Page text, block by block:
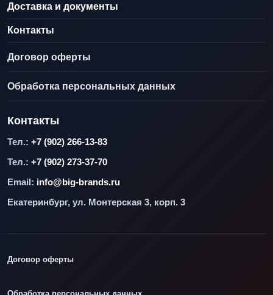
Доставка и документы
Контакты
Договор оферты
Обработка персональных данных
Контакты
Тел.: +7 (902) 266-13-83
Тел.: +7 (902) 273-37-70
Email: info@big-brands.ru
Екатеринбург, ул. Монтерская 3, корп. 3
Договор оферты